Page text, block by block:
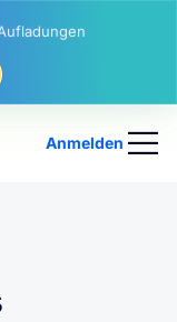
IP-Käufe
IP Einkäufe
Anmelden